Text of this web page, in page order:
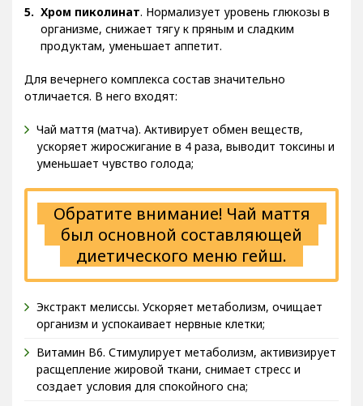
Хром пиколинат. Нормализует уровень глюкозы в
организме, снижает тягу к пряным и сладким
продуктам, уменьшает аппетит.
Для вечернего комплекса состав значительно
отличается. В него входят:
Чай маття (матча). Активирует обмен веществ,
ускоряет жиросжигание в 4 раза, выводит токсины и
уменьшает чувство голода;
Обратите внимание! Чай маття
был основной составляющей
диетического меню гейш.
Экстракт мелиссы. Ускоряет метаболизм, очищает
организм и успокаивает нервные клетки;
Витамин B6. Стимулирует метаболизм, активизирует
расщепление жировой ткани, снимает стресс и
создает условия для спокойного сна;